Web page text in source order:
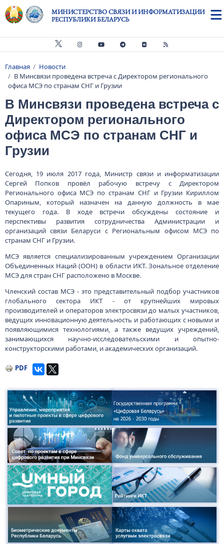
Перейти к основному содержанию
МИНИСТЕРСТВО СВЯЗИ И ИНФОРМАТИЗАЦИИ
РЕСПУБЛИКИ БЕЛАРУСЬ
Строка навигации
Главная
Новости
В Минсвязи проведена встреча с Директором регионального
офиса МСЭ ­по странам СНГ и Грузии
В Минсвязи проведена встреча с
Директором регионального
офиса МСЭ ­по странам СНГ и
Грузии
Сегодня, 19 июля 2017 года, Министр связи и информатизации
Сергей Попков провёл рабочую встречу с Директором
Регионального офиса МСЭ по странам СНГ и Грузии Кириллом
Опариным, который назначен на данную должность в мае
текущего года. В ходе встречи обсуждены состояние и
перспективы развития сотрудничества Администрации и
организаций связи Беларуси с Региональным офисом МСЭ по
странам СНГ и Грузии.
МСЭ является специализированным учреждением Организации
Объединенных Наций (ООН) в области ИКТ. Зональное отделение
МСЭ для стран СНГ расположено в Москве.
Членский состав МСЭ - это представительный подбор участников
глобального сектора ИКТ - от крупнейших мировых
производителей и операторов электросвязи до малых участников,
ведущих инновационную деятельность и работающих с новыми и
появляющимися технологиями, а также ведущих учреждений,
занимающихся научно-исследовательскими и опытно-
конструкторскими работами, и академических организаций.
PDF